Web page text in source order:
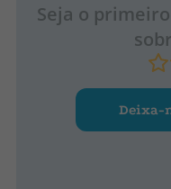
Seja o
Deixa-